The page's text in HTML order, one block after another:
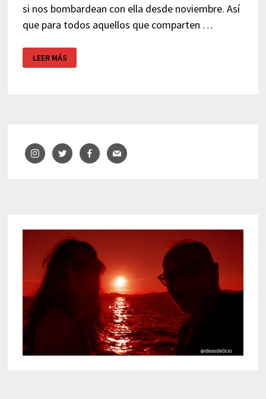
si nos bombardean con ella desde noviembre. Así
que para todos aquellos que comparten …
ANTINAVIDAD
LEER MÁS